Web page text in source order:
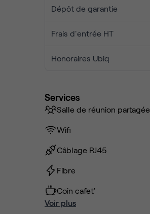
Dépôt de garantie
Frais d'entrée HT
Honoraires Ubiq
Services
Salle de réunion partagée
Wifi
Câblage RJ45
Fibre
Coin cafet'
Voir plus